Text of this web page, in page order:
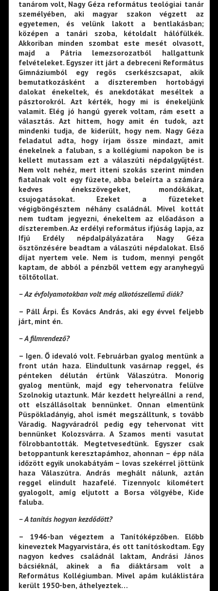
tanárom volt, Nagy Géza református teológiai tanár
személyében, aki magyar szakon végzett az
egyetemen, és velünk lakott a bentlakásban;
középen a tanári szoba, kétoldalt hálófülkék.
Akkoriban minden szombat este mesét olvasott,
majd a Pátria lemezsorozatból hallgattunk
felvételeket. Egyszer itt járt a debreceni Református
Gimnáziumból egy regös cserkészcsapat, akik
bemutatkozásként a díszteremben hortobágyi
dalokat énekeltek, és anekdotákat meséltek a
pásztorokról. Azt kérték, hogy mi is énekeljünk
valamit. Elég jó hangú gyerek voltam, rám esett a
választás. Azt hittem, hogy amit én tudok, azt
mindenki tudja, de kiderült, hogy nem. Nagy Géza
feladatul adta, hogy írjam össze mindazt, amit
énekelnek a faluban, s a kollégiumi napokon be is
kellett mutassam ezt a válaszúti népdalgyűjtést.
Nem volt nehéz, mert itteni szokás szerint minden
fiatalnak volt egy füzete, abba beleírta a számára
kedves énekszövegeket, mondókákat,
csujogatásokat. Ezeket a füzeteket
végigböngésztem néhány családnál. Mivel kottát
nem tudtam jegyezni, énekeltem az előadáson a
díszteremben. Az erdélyi református ifjúság lapja, az
Ifjú Erdély népdalpályázatára Nagy Géza
ösztönzésére beadtam a válaszúti népdalokat. Első
díjat nyertem vele. Nem is tudom, mennyi pengőt
kaptam, de abból a pénzből vettem egy aranyhegyű
töltőtollat.
– Az évfolyamotokban volt még alkotószellemű diák?
– Páll Árpi. És Kovács András, aki egy évvel feljebb
járt, mint én.
– A filmrendező?
– Igen. Ő idevaló volt. Februárban gyalog mentünk a
front után haza. Elindultunk vasárnap reggel, és
pénteken délután értünk Válaszútra. Monorig
gyalog mentünk, majd egy tehervonatra felülve
Szolnokig utaztunk. Már kezdett helyreállni a rend,
ott elszállásoltak bennünket. Onnan elmentünk
Püspökladányig, ahol ismét megszálltunk, s tovább
Váradig. Nagyváradról pedig egy tehervonat vitt
bennünket Kolozsvárra. A Szamos menti vasutat
fölrobbantották. Megtetvesedtünk. Egyszer csak
betoppantunk keresztapámhoz, ahonnan – épp nála
időzött egyik unokabátyám – lovas szekérrel jöttünk
haza Válaszútra. András meghált nálunk, aztán
reggel elindult hazafelé. Tizennyolc kilométert
gyalogolt, amíg eljutott a Borsa völgyébe, Kide
faluba.
– A tanítás hogyan kezdődött?
– 1946-ban végeztem a Tanítóképzőben. Előbb
kineveztek Magyarvistára, és ott tanítóskodtam. Egy
nagyon kedves családnál laktam, Andrási János
bácsiéknál, akinek a fia diáktársam volt a
Református Kollégiumban. Mivel apám kuláklistára
került 1950-ben, áthelyeztek…